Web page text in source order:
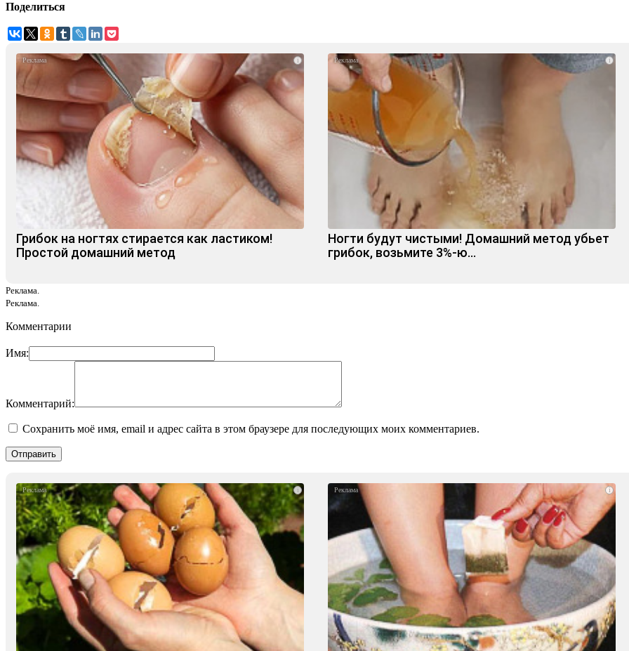
Поделиться
i
Грибок на ногтях стирается как ластиком!
Простой домашний метод
i
Ногти будут чистыми! Домашний метод убьет
грибок, возьмите 3%-ю…
Реклама.
Реклама.
Комментарии
Имя:
Комментарий:
Сохранить моё имя, email и адрес сайта в этом браузере для последующих моих комментариев.
i i